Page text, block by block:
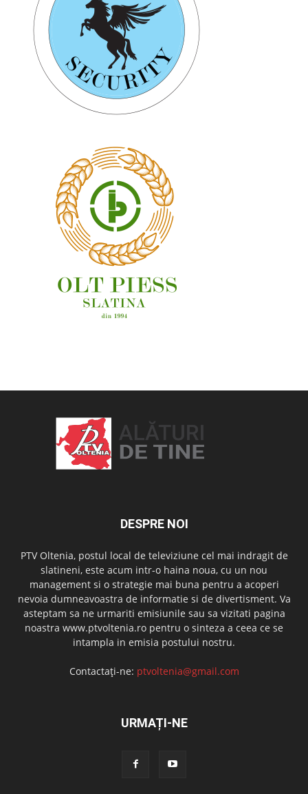
DESPRE NOI
PTV Oltenia, postul local de televiziune cel mai indragit de
slatineni, este acum intr-o haina noua, cu un nou
management si o strategie mai buna pentru a acoperi
nevoia dumneavoastra de informatie si de divertisment. Va
asteptam sa ne urmariti emisiunile sau sa vizitati pagina
noastra www.ptvoltenia.ro pentru o sinteza a ceea ce se
intampla in emisia postului nostru.
Contactați-ne: ptvoltenia@gmail.com
URMAȚI-NE